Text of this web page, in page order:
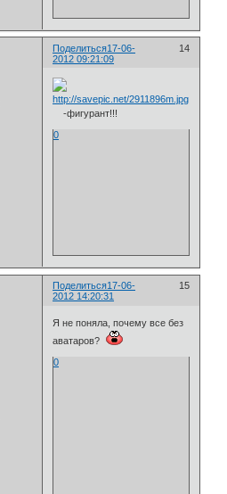
Поделиться 14
17-06-
2012 09:21:09
-фигурант!!!
0
Поделиться 15
17-06-
2012 14:20:31
Я не поняла, почему все без
аватаров?
0